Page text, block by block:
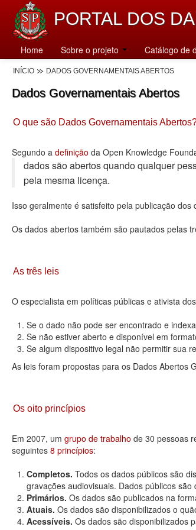
PORTAL DOS
Home Sobre o projeto Catálogo de
INÍCIO DADOS GOVERNAMENTAIS ABERTOS
Dados Governamentais Abertos
O que são Dados Governamentais
Segundo a definição da Open Knowledge
dados são abertos quando qualquer
pela mesma licença.
Isso geralmente é satisfeito pela publicação
Os dados abertos também são pautados pelas
As três leis
O especialista em políticas públicas e ativista
Se o dado não pode ser encontrado e
Se não estiver aberto e disponível em
Se algum dispositivo legal não permitir sua
As leis foram propostas para os Dados Abertos
Os oito princípios
Em 2007, um grupo de trabalho de 30 pessoas
seguintes 8 princípios:
Completos. Todos os dados públicos são
gravações audiovisuais. Dados públicos
Primários. Os dados são publicados na
Atuais. Os dados são disponibilizados o
Acessíveis. Os dados são disponibilizados